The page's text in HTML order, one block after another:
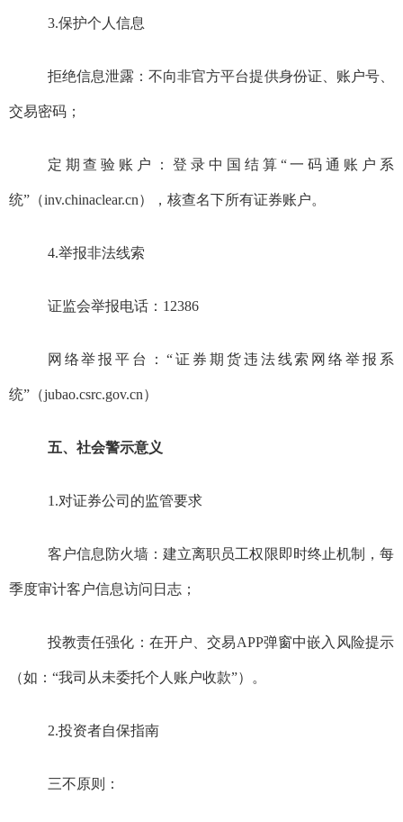
3.保护个人信息
拒绝信息泄露：不向非官方平台提供身份证、账户号、
交易密码；
定期查验账户：登录中国结算“一码通账户系
统”（inv.chinaclear.cn），核查名下所有证券账户。
4.举报非法线索
证监会举报电话： 12386
网络举报平台：“证券期货违法线索网络举报系
统”（jubao.csrc.gov.cn）
五、社会警示意义
1.对证券公司的监管要求
客户信息防火墙：建立离职员工权限即时终止机制，每
季度审计客户信息访问日志；
投教责任强化：在开户、交易APP弹窗中嵌入风险提示
（如：“我司从未委托个人账户收款”）。
2.投资者自保指南
三不原则：